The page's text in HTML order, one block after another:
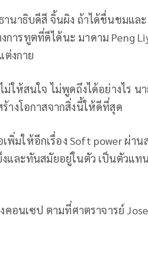
นาธิบดีสี จิ้นผิง ถ้าได้ชื่นชมแล
การทูตที่ดีได้นะ มาดาม Peng
งกาย
ให้สนใจ ไม่พูดถึงได้อย่างไร น
างโอกาสจากสิ่งนี้ให้ดีที่สุด
พิ่มให้อีกเรื่อง Soft power ผ่าน
งและทันสมัยอยู่ในตัว เป็นตัวแท
อนเซป ตามที่ศาตราจารย์